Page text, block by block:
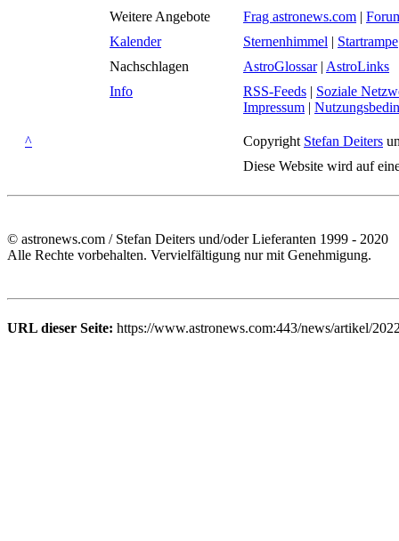
Weitere Angebote
Frag astronews.com |
Kalender
Sternenhimmel | Startrampe
Nachschlagen
AstroGlossar| AstroLinks
Info
RSS-Feeds | Soziale
Impressum |
^ Copyright Stefan Deiters
Diese Website wird auf
© astronews.com / Stefan Deiters und/oder Lieferanten 1999 - 2020
Alle Rechte vorbehalten. Vervielfältigung nur mit Genehmigung.
URL dieser Seite: https://www.astronews.com:443/news/artikel/